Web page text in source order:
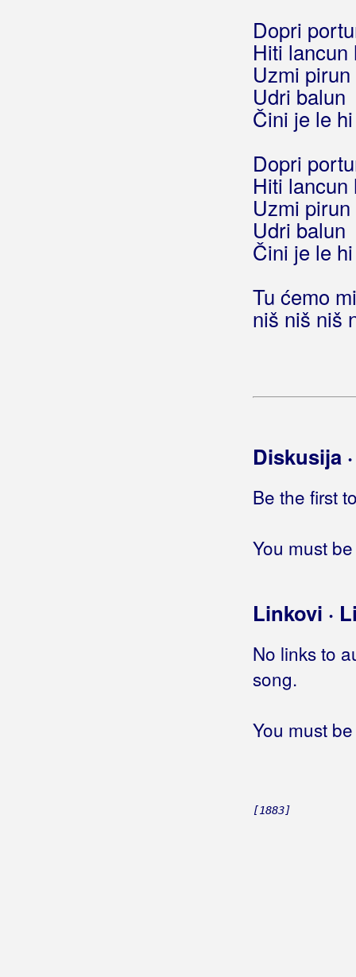
Dopri
Hiti lancun
Uzmi
Udri balun
Čini je le
Dopri
Hiti lancun
Uzmi
Udri balun
Čini je le
Tu ćemo
niš niš niš
Diskusija
Be the first
You must
Linkovi ·
No links to
song.
You must
[1883]